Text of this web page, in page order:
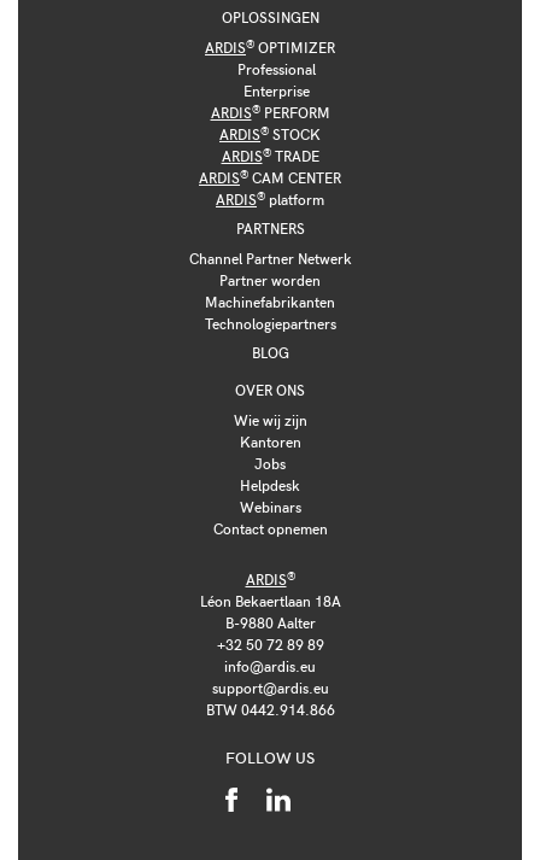
OPLOSSINGEN
ARDIS® OPTIMIZER
Professional
Enterprise
ARDIS®PERFORM
ARDIS® STOCK
ARDIS®TRADE
ARDIS® CAM CENTER
ARDIS® platform
PARTNERS
Channel Partner Netwerk
Partner worden
Machinefabrikanten
Technologiepartners
BLOG
OVER ONS
Wie wij zijn
Kantoren
Jobs
Helpdesk
Webinars
Contact opnemen
ARDIS®
Léon Bekaertlaan 18A
B-9880 Aalter
+32 50 72 89 89
info@ardis.eu
support@ardis.eu
BTW 0442.914.866
FOLLOW US